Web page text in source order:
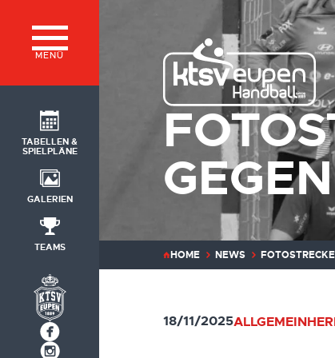
MENÜ
TABELLEN &
SPIELPLÄNE
GALERIEN
TEAMS
HOME NEWS
18/11/2025ALLGEMEIN